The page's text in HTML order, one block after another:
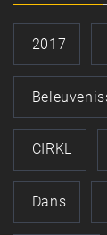
2017
CIRKL
Dans